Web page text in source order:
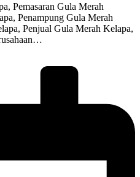
Pemasaran Gula Merah
Penampung Gula Merah
Penjual Gula Merah Kelapa,